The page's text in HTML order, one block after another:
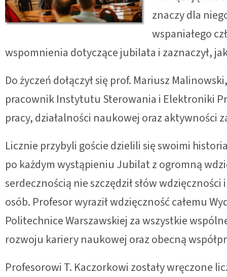
znaczy dla
wspaniałego
wspomnienia dotyczące jubilata i zaznaczył,
Do życzeń dołączył się prof. Mariusz
pracownik Instytutu Sterowania i Elektroniki
pracy, działalności naukowej oraz aktywności
Licznie przybyli goście dzielili się swoimi
po każdym wystąpieniu Jubilat z ogromną
serdecznością nie szczędził słów
osób. Profesor wyraził wdzięczność całemu
Politechnice Warszawskiej za wszystkie
rozwoju kariery naukowej oraz obecną
Profesorowi T. Kaczorkowi zostały wręczone